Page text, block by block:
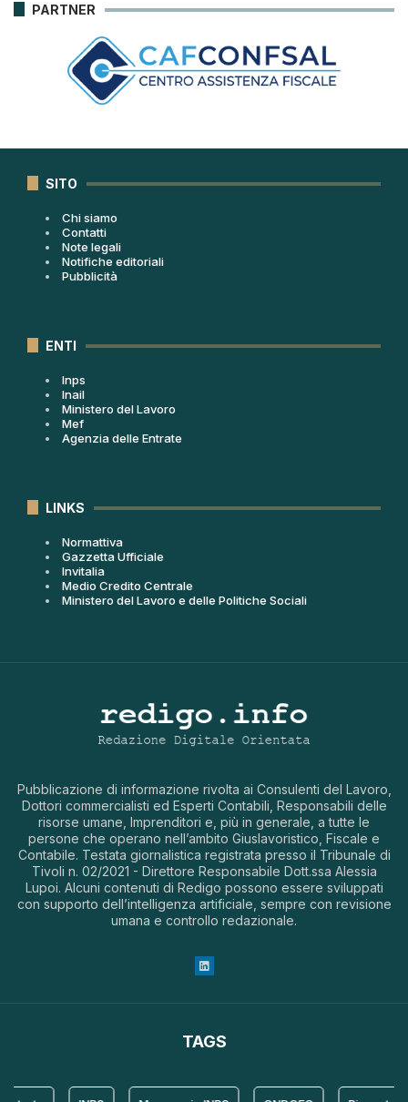
PARTNER
SITO
Chi siamo
Contatti
Note legali
Notifiche editoriali
Pubblicità
ENTI
Inps
Inail
Ministero del Lavoro
Mef
Agenzia delle Entrate
LINKS
Normattiva
Gazzetta Ufficiale
Invitalia
Medio Credito Centrale
Ministero del Lavoro e delle Politiche Sociali
Pubblicazione di informazione rivolta ai Consulenti del Lavoro,
Dottori commercialisti ed Esperti Contabili, Responsabili delle
risorse umane, Imprenditori e, più in generale, a tutte le
persone che operano nell’ambito Giuslavoristico, Fiscale e
Contabile. Testata giornalistica registrata presso il Tribunale di
Tivoli n. 02/2021 - Direttore Responsabile Dott.ssa Alessia
Lupoi. Alcuni contenuti di Redigo possono essere sviluppati
con supporto dell’intelligenza artificiale, sempre con revisione
umana e controllo redazionale.
TAGS